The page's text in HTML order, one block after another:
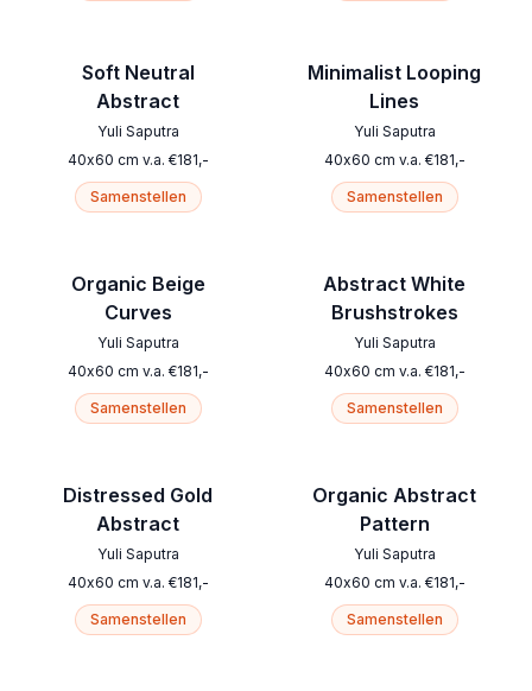
Soft Neutral
Abstract
Yuli Saputra
40x60 cm v.a. €181,-
Samenstellen
Organic Beige
Curves
Yuli Saputra
40x60 cm v.a. €181,-
Samenstellen
Distressed Gold
Abstract
Yuli Saputra
40x60 cm v.a. €181,-
Samenstellen
Minimalist Looping
Lines
Yuli Saputra
40x60 cm v.a. €181,-
Samenstellen
Abstract White
Brushstrokes
Yuli Saputra
40x60 cm v.a. €181,-
Samenstellen
Organic Abstract
Pattern
Yuli Saputra
40x60 cm v.a. €181,-
Samenstellen